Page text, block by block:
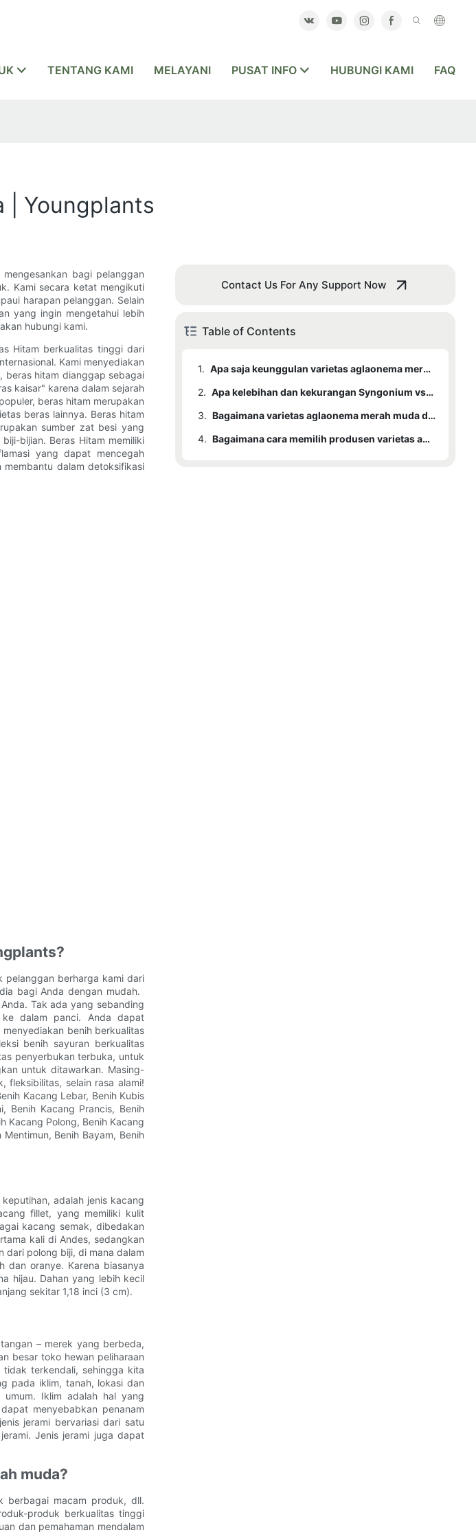
TENTANG KAMI MELAYANI PUSAT INFO HUBUNGI KAMI FAQ
| Youngplants
bagi pelanggan
Kami secara ketat mengikuti
harapan pelanggan. Selain
yang ingin mengetahui lebih
hubungi kami.
Hitam berkualitas tinggi dari
Kami menyediakan
beras hitam dianggap sebagai
kaisar" karena dalam sejarah
beras hitam merupakan
beras lainnya. Beras hitam
sumber zat besi yang
bijian. Beras Hitam memiliki
yang dapat mencegah
dalam detoksifikasi
pelanggan berharga kami dari
bagi Anda dengan mudah.
Tak ada yang sebanding
dalam panci. Anda dapat
benih berkualitas
benih sayuran berkualitas
penyerbukan terbuka, untuk
untuk ditawarkan. Masing-
fleksibilitas, selain rasa alami!
Kacang Lebar, Benih Kubis
Benih Kacang Prancis, Benih
Kacang Polong, Benih Kacang
Benih Bayam, Benih
adalah jenis kacang
fillet, yang memiliki kulit
kacang semak, dibedakan
kali di Andes, sedangkan
dari polong biji, di mana dalam
dan oranye. Karena biasanya
hijau. Dahan yang lebih kecil
sekitar 1,18 inci (3 cm).
– merek yang berbeda,
besar toko hewan peliharaan
terkendali, sehingga kita
pada iklim, tanah, lokasi dan
Iklim adalah hal yang
menyebabkan penanam
jerami bervariasi dari satu
Jenis jerami juga dapat
muda?
berbagai macam produk, dll.
produk berkualitas tinggi
dan pemahaman mendalam
Contact Us For Any Support Now
Table of Contents
1.
Apa saja keunggulan varietas aglaonema merah muda Youngplants?
2.
Apa kelebihan dan kekurangan Syngonium vs. Aglaonema?
3.
Bagaimana varietas aglaonema merah muda dibuat?
4.
Bagaimana cara memilih produsen varietas aglaonema merah muda?